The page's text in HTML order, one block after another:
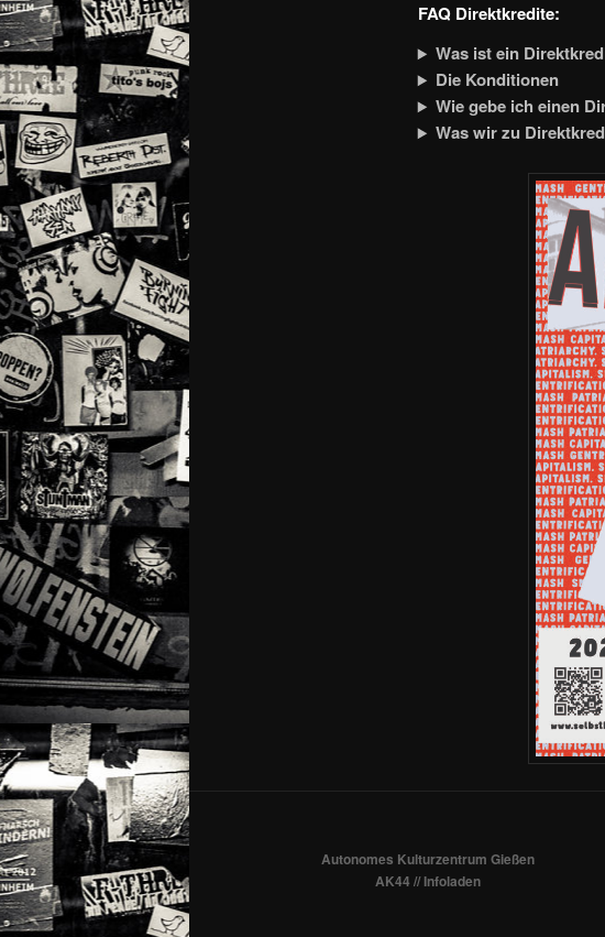
FAQ Direktkredite:
Was ist ein
Die Konditionen
Wie gebe ich einen
Was wir zu
Autonomes Kulturzentrum Gießen
AK44 // Infoladen